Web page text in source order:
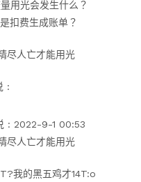
用光会发生什么？
扣费生成账单？
尽人亡才能用光
:
: 2022-9-1 00:53
尽人亡才能用光
我的黑五鸡才14T:o